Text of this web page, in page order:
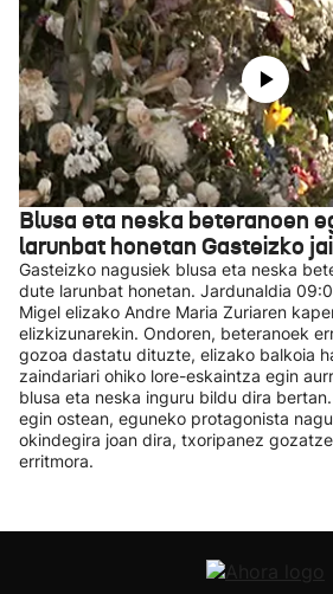
Blusa eta neska beteranoen
larunbat honetan Gasteizko
Gasteizko nagusiek blusa eta neska
dute larunbat honetan. Jardunaldia
Migel elizako Andre Maria Zuriaren
elizkizunarekin. Ondoren, beteranoek
gozoa dastatu dituzte, elizako balkoia
zaindariari ohiko lore-eskaintza egin
blusa eta neska inguru bildu dira
egin ostean, eguneko protagonista
okindegira joan dira, txoripanez
erritmora.